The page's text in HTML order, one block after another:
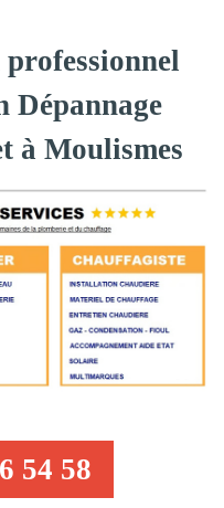
à Moulismes
54 58